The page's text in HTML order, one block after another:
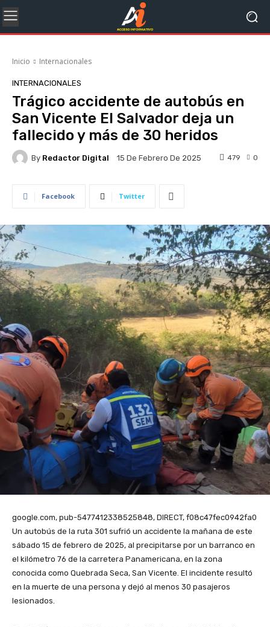
Inicio Internacionales
INTERNACIONALES
Trágico accidente de autobús en
San Vicente El Salvador deja un
fallecido y más de 30 heridos
By Redactor Digital 15 De Febrero De 2025 0
479
Facebook Twitter
google.com, pub-5477412338525848, DIRECT, f08c47fec0942fa0
Un autobús de la ruta 301 sufrió un accidente la mañana de este
sábado 15 de febrero de 2025, al precipitarse por un barranco en
el kilómetro 76 de la carretera Panamericana, en la zona
conocida como Quebrada Seca, San Vicente. El incidente resultó
en la muerte de una persona y dejó al menos 30 pasajeros
lesionados.